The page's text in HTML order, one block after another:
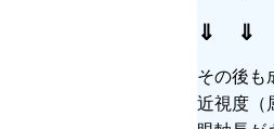
⇓ ⇓
その後も
近視度（